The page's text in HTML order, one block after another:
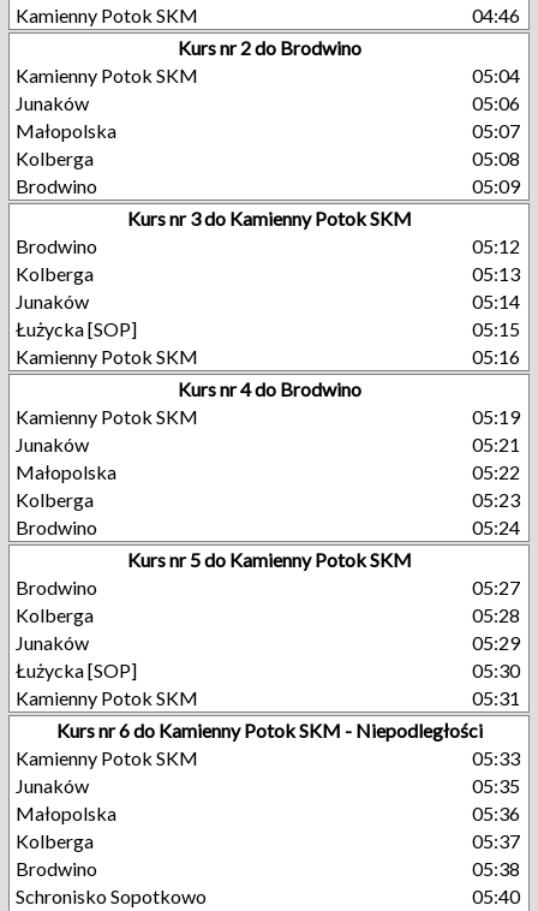
Kamienny Potok SKM
04:46
Kurs nr 2 do Brodwino
Kamienny Potok SKM
05:04
Junaków
05:06
Małopolska
05:07
Kolberga
05:08
Brodwino
05:09
Kurs nr 3 do Kamienny Potok SKM
Brodwino
05:12
Kolberga
05:13
Junaków
05:14
Łużycka [SOP]
05:15
Kamienny Potok SKM
05:16
Kurs nr 4 do Brodwino
Kamienny Potok SKM
05:19
Junaków
05:21
Małopolska
05:22
Kolberga
05:23
Brodwino
05:24
Kurs nr 5 do Kamienny Potok SKM
Brodwino
05:27
Kolberga
05:28
Junaków
05:29
Łużycka [SOP]
05:30
Kamienny Potok SKM
05:31
Kurs nr 6 do Kamienny Potok SKM - Niepodległości
Kamienny Potok SKM
05:33
Junaków
05:35
Małopolska
05:36
Kolberga
05:37
Brodwino
05:38
Schronisko Sopotkowo
05:40